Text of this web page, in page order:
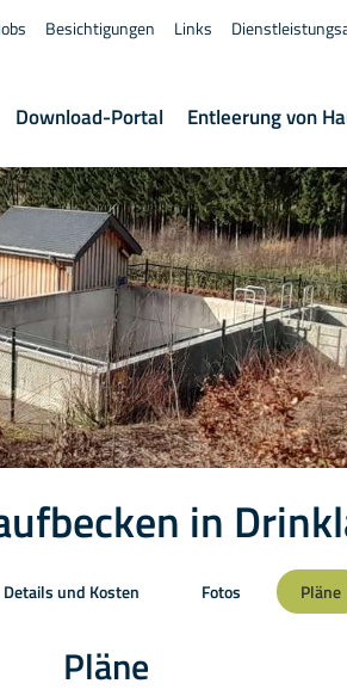
Download-Portal Entleerung von
Besichtigungen Links
in
Details und Kosten Fotos Pläne
Pläne